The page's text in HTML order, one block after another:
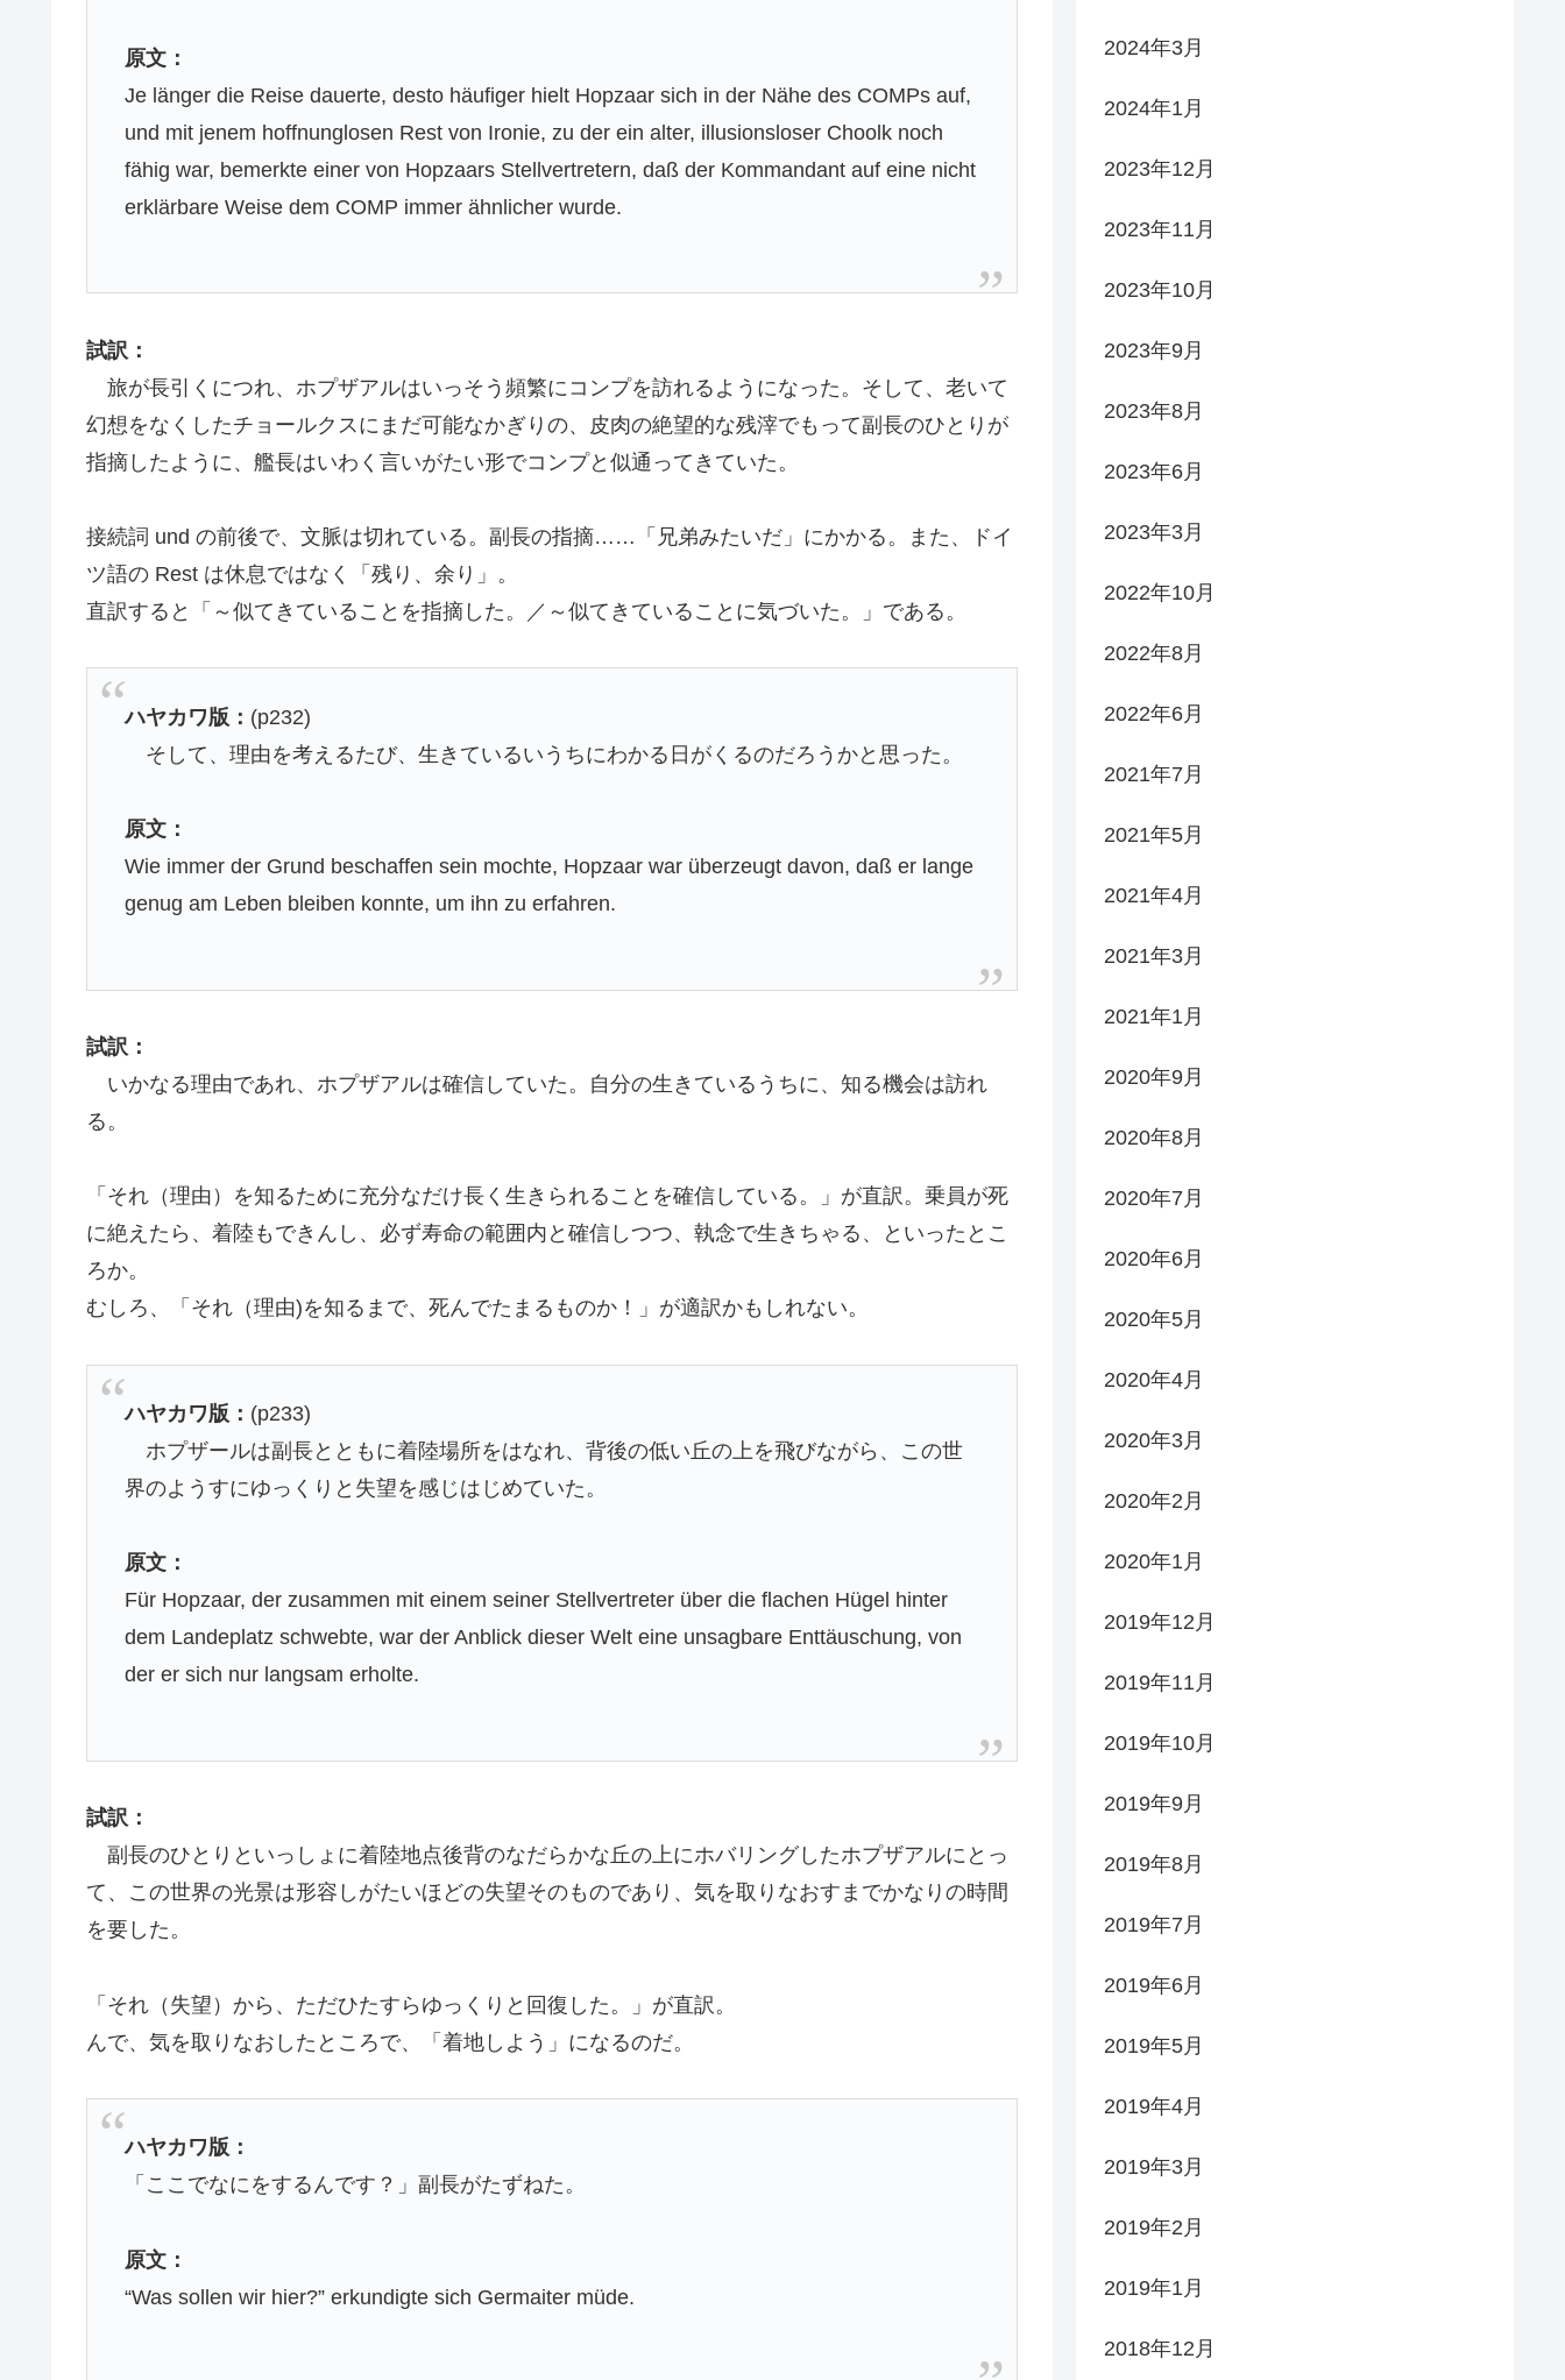
原文：
Je länger die Reise dauerte, desto häufiger hielt Hopzaar sich in der Nähe des COMPs auf,
und mit jenem hoffnunglosen Rest von Ironie, zu der ein alter, illusionsloser Choolk noch
fähig war, bemerkte einer von Hopzaars Stellvertretern, daß der Kommandant auf eine nicht
erklärbare Weise dem COMP immer ähnlicher wurde.
試訳：
旅が長引くにつれ、ホプザアルはいっそう頻繁にコンプを訪れるようになった。そして、老いて
幻想をなくしたチョールクスにまだ可能なかぎりの、皮肉の絶望的な残滓でもって副長のひとりが
指摘したように、艦長はいわく言いがたい形でコンプと似通ってきていた。
接続詞 und の前後で、文脈は切れている。副長の指摘……「兄弟みたいだ」にかかる。また、ドイ
ツ語の Rest は休息ではなく「残り、余り」。
直訳すると「～似てきていることを指摘した。／～似てきていることに気づいた。」である。
ハヤカワ版： (p232)
そして、理由を考えるたび、生きているいうちにわかる日がくるのだろうかと思った。
原文：
Wie immer der Grund beschaffen sein mochte, Hopzaar war überzeugt davon, daß er lange
genug am Leben bleiben konnte, um ihn zu erfahren.
試訳：
いかなる理由であれ、ホプザアルは確信していた。自分の生きているうちに、知る機会は訪れ
る。
「それ（理由）を知るために充分なだけ長く生きられることを確信している。」が直訳。乗員が死
に絶えたら、着陸もできんし、必ず寿命の範囲内と確信しつつ、執念で生きちゃる、といったとこ
ろか。
むしろ、「それ（理由)を知るまで、死んでたまるものか！」が適訳かもしれない。
ハヤカワ版： (p233)
ホプザールは副長とともに着陸場所をはなれ、背後の低い丘の上を飛びながら、この世
界のようすにゆっくりと失望を感じはじめていた。
原文：
Für Hopzaar, der zusammen mit einem seiner Stellvertreter über die flachen Hügel hinter
dem Landeplatz schwebte, war der Anblick dieser Welt eine unsagbare Enttäuschung, von
der er sich nur langsam erholte.
試訳：
副長のひとりといっしょに着陸地点後背のなだらかな丘の上にホバリングしたホプザアルにとっ
て、この世界の光景は形容しがたいほどの失望そのものであり、気を取りなおすまでかなりの時間
を要した。
「それ（失望）から、ただひたすらゆっくりと回復した。」が直訳。
んで、気を取りなおしたところで、「着地しよう」になるのだ。
ハヤカワ版：
「ここでなにをするんです？」副長がたずねた。
原文：
“Was sollen wir hier?” erkundigte sich Germaiter müde.
2024年3月
2024年1月
2023年12月
2023年11月
2023年10月
2023年9月
2023年8月
2023年6月
2023年3月
2022年10月
2022年8月
2022年6月
2021年7月
2021年5月
2021年4月
2021年3月
2021年1月
2020年9月
2020年8月
2020年7月
2020年6月
2020年5月
2020年4月
2020年3月
2020年2月
2020年1月
2019年12月
2019年11月
2019年10月
2019年9月
2019年8月
2019年7月
2019年6月
2019年5月
2019年4月
2019年3月
2019年2月
2019年1月
2018年12月